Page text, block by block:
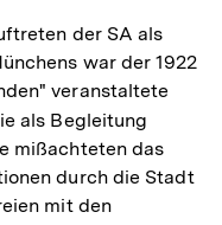
der SA als
war der 1922
veranstaltete
als Begleitung
mißachteten das
durch die Stadt
mit den